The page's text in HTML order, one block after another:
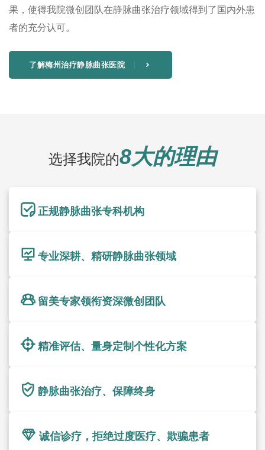
果，使得我院微创团队在静脉曲张治疗领域得到了国内外患
者的充分认可。
了解梅州治疗静脉曲张医院
选择我院的8大的理由
正规静脉曲张专科机构
专业深耕、精研静脉曲张领域
留美专家领衔资深微创团队
精准评估、量身定制个性化方案
静脉曲张治疗、保障终身
诚信诊疗，拒绝过度医疗、欺骗患者